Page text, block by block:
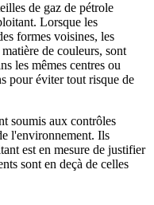
de gaz de pétrole
Lorsque les
formes voisines, les
de couleurs, sont
les mêmes centres ou
pour éviter tout risque de
soumis aux contrôles
l'environnement. Ils
est en mesure de justifier
sont en deçà de celles